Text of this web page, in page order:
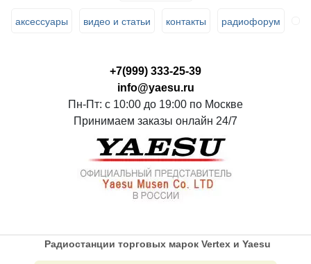
аксессуары видео и статьи контакты радиофорум
+7(999) 333-25-39
info@yaesu.ru
Пн-Пт: с 10:00 до 19:00 по Москве
Принимаем заказы онлайн 24/7
Радиостанции торговых марок Vertex и Yaesu